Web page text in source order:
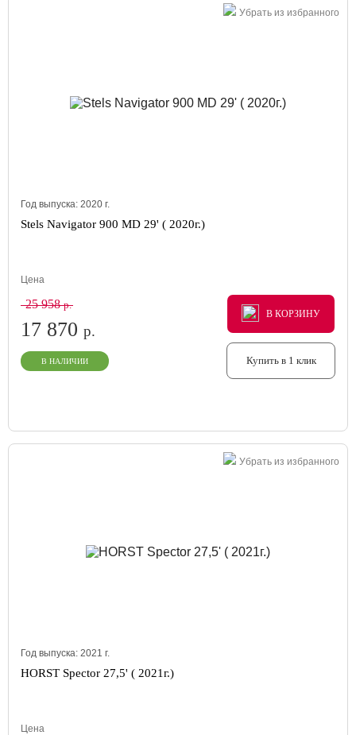
Убрать из избранного
Год выпуска: 2020 г.
Stels Navigator 900 MD 29' ( 2020г.)
Цена
25 958р.
17 870 р.
В НАЛИЧИИ
В КОРЗИНУ
В КОРЗИНУ
В КОРЗИНУ
Купить в 1 клик
Убрать из избранного
Год выпуска: 2021 г.
HORST Spector 27,5' ( 2021г.)
Цена